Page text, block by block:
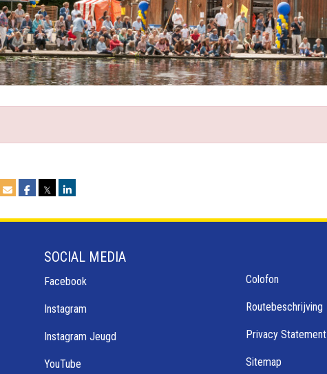
𝕏
SOCIAL MEDIA
Facebook
Instagram
Instagram Jeugd
YouTube
Colofon
Routebeschrijving
Privacy Statement
Sitemap